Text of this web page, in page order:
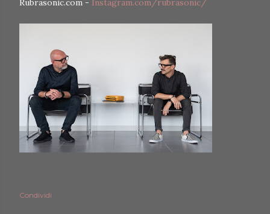
Rubrasonic.com - Instagram.com/rubrasonic/
Condividi